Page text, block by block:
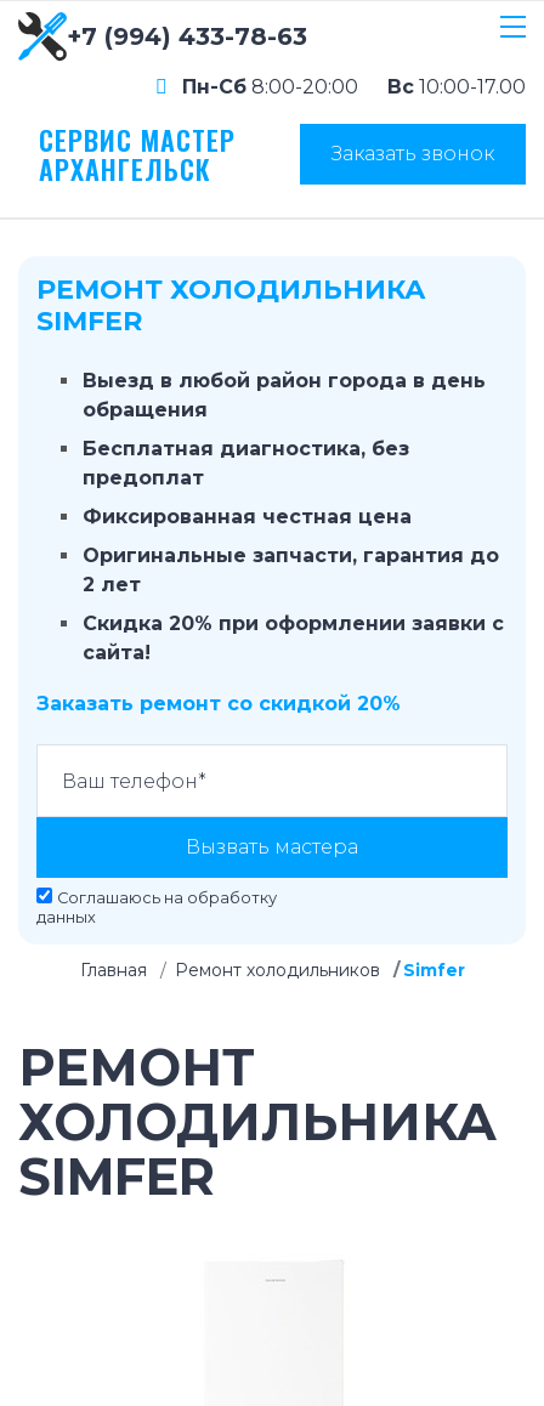
+7 (994) 433-78-63
Пн-Сб 8:00-20:00 Вс 10:00-17.00
СЕРВИС МАСТЕР
АРХАНГЕЛЬСК Заказать звонок
РЕМОНТ ХОЛОДИЛЬНИКА
SIMFER
Выезд в любой район города в день
обращения
Бесплатная диагностика, без
предоплат
Фиксированная честная цена
Оригинальные запчасти, гарантия до
2 лет
Скидка 20% при оформлении заявки с
сайта!
Заказать ремонт со скидкой 20%
Вызвать мастера
Соглашаюсь на обработку
данных
Главная Ремонт холодильников Simfer
РЕМОНТ
ХОЛОДИЛЬНИКА
SIMFER